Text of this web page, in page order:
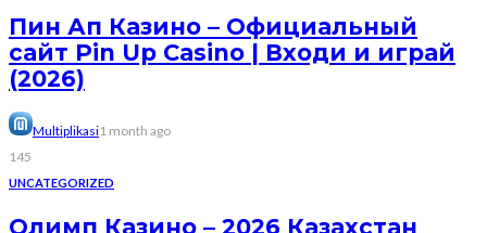
Пин Ап Казино – Официальный
сайт Pin Up Casino | Входи и играй
(2026)
Multiplikasi1 month ago
145
UNCATEGORIZED
Олимп Казино – 2026 Казахстан